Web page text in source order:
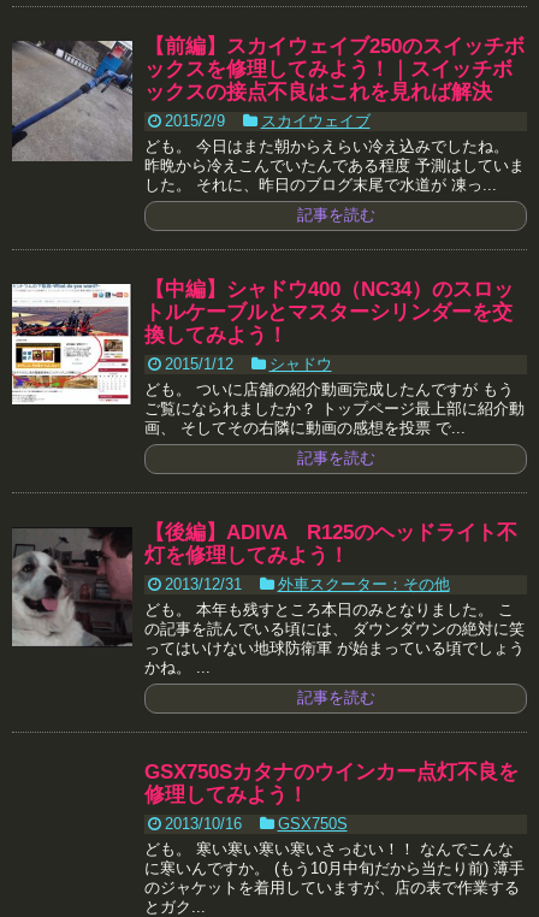
【前編】スカイウェイブ250のスイッチボ
ックスを修理してみよう！｜スイッチボ
ックスの接点不良はこれを見れば解決
2015/2/9
スカイウェイブ
ども。 今日はまた朝からえらい冷え込みでしたね。
昨晩から冷えこんでいたんである程度 予測はしていま
した。 それに、昨日のブログ末尾で水道が 凍っ...
記事を読む
【中編】シャドウ400（NC34）のスロッ
トルケーブルとマスターシリンダーを交
換してみよう！
2015/1/12
シャドウ
ども。 ついに店舗の紹介動画完成したんですが もう
ご覧になられましたか？ トップページ最上部に紹介動
画、 そしてその右隣に動画の感想を投票 で...
記事を読む
【後編】ADIVA R125のヘッドライト不
灯を修理してみよう！
2013/12/31
外車スクーター：その他
ども。 本年も残すところ本日のみとなりました。 こ
の記事を読んでいる頃には、 ダウンダウンの絶対に笑
ってはいけない地球防衛軍 が始まっている頃でしょう
かね。 ...
記事を読む
GSX750Sカタナのウインカー点灯不良を
修理してみよう！
2013/10/16
GSX750S
ども。 寒い寒い寒い寒いさっむい！！ なんでこんな
に寒いんですか。 (もう10月中旬だから当たり前) 薄手
のジャケットを着用していますが、店の表で作業する
とガク...